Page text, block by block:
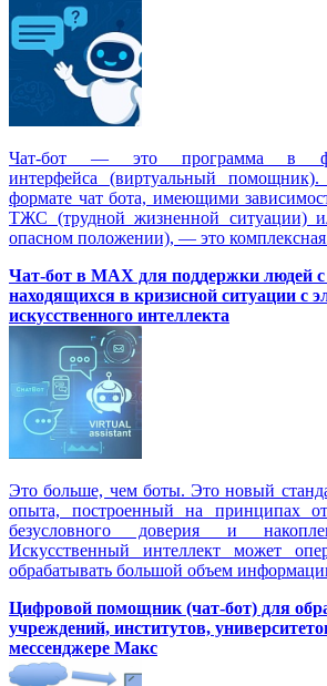
Чат-бот — это программа в
интерфейса (виртуальный
формате чат бота, имеющими
ТЖС (трудной жизненной ситуации)
опасном положении), — это
Чат-бот в MAX для поддержки людей
находящихся в кризисной ситуации с
искусственного интеллекта
Это больше, чем боты. Это новый
опыта, построенный на принципах
безусловного доверия и
Искусственный интеллект может
обрабатывать большой объем
Цифровой помощник (чат-бот) для
учреждений, институтов,
мессенджере Макс